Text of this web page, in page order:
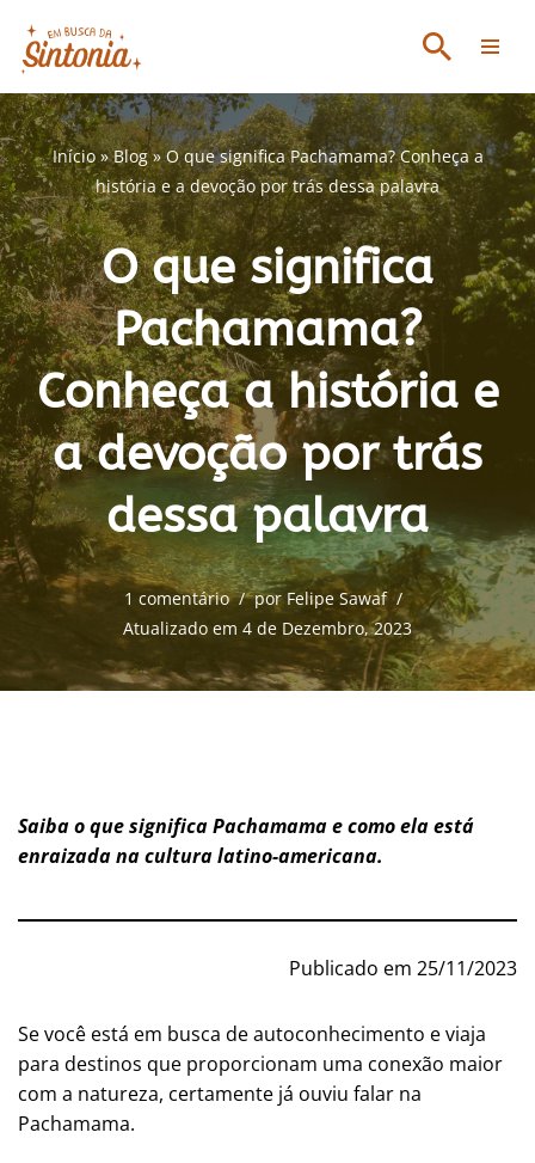
Avançar
para
o
conteúdo
Início»Blog»O que significa Pachamama? Conheça a
história e a devoção por trás dessa palavra
O que significa
Pachamama?
Conheça a história e
a devoção por trás
dessa palavra
1 comentário por Felipe Sawaf
Atualizado em 4 de Dezembro, 2023
Saiba o que significa Pachamama e como ela está
enraizada na cultura latino-americana.
Publicado em 25/11/2023
Se você está em busca de autoconhecimento e viaja
para destinos que proporcionam uma conexão maior
com a natureza, certamente já ouviu falar na
Pachamama.